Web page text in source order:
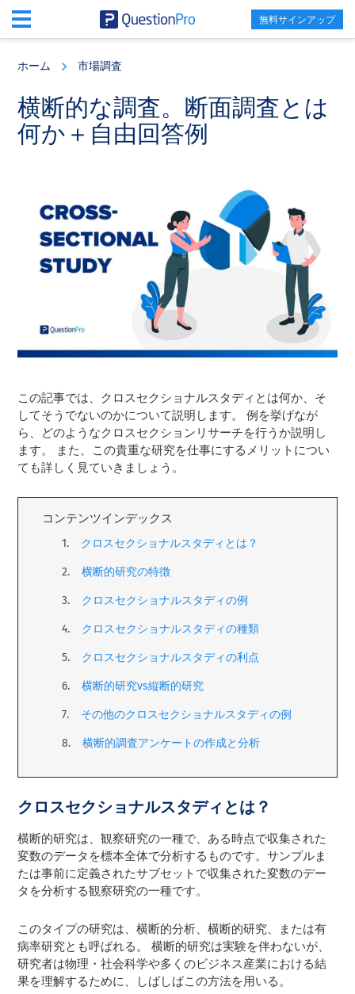
content
sidebar
無料サインアップ
ホーム 市場調査
横断的な調査。断面調査とは
何か＋自由回答例
この記事では、クロスセクショナルスタディとは何か、そ
してそうでないのかについて説明します。 例を挙げなが
ら、どのようなクロスセクションリサーチを行うか説明し
ます。 また、この貴重な研究を仕事にするメリットについ
ても詳しく見ていきましょう。
コンテンツインデックス
クロスセクショナルスタディとは？
横断的研究の特徴
クロスセクショナルスタディの例
クロスセクショナルスタディの種類
クロスセクショナルスタディの利点
横断的研究vs縦断的研究
その他のクロスセクショナルスタディの例
横断的調査アンケートの作成と分析
クロスセクショナルスタディとは？
横断的研究は、観察研究の一種で、ある時点で収集された
変数のデータを標本全体で分析するものです。サンプルま
たは事前に定義されたサブセットで収集された変数のデー
タを分析する観察研究の一種です。
このタイプの研究は、横断的分析、横断的研究、または有
病率研究とも呼ばれる。 横断的研究は実験を伴わないが、
研究者は物理・社会科学や多くのビジネス産業における結
果を理解するために、しばしばこの方法を用いる。